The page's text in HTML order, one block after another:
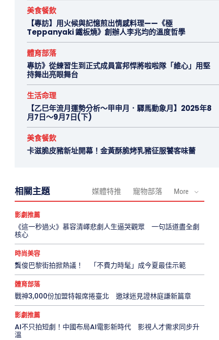
美食餐飲
【專訪】用火候與記憶煎出情感料理——《極
Teppanyaki 鐵板燒》創辦人李兆均的溫度哲學
體育部落
專訪》從練習生到正式成員富邦悍將啦啦隊「維心」用堅
持舞出亮眼舞台
生活命理
【乙巳年流月運勢分析～甲申月．驛馬動象月】2025年8
月7日～9月7日(下)
美食餐飲
卡滋脆皮豬新址開幕！金黃酥脆烤乳豬征服饕客味蕾
相關主題 媒體特推 寵物部落 More
影劇推薦
《這一秒過火》慕容清嶧悲劇人生逼哭觀眾 一句話道盡全劇
核心
時尚美容
龔俊巴黎街拍掀熱議！ 「不費力時髦」成今夏最佳示範
體育部落
戰神3,000份加盟特報席捲臺北 邀球迷見證林庭謙新篇章
影劇推薦
AI不只拍短劇！中國布局AI電影新時代 影視人才需求同步升
溫